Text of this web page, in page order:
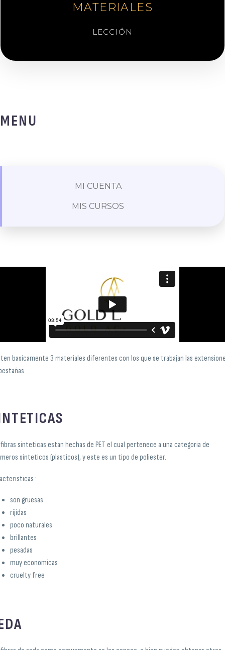
MATERIALES
LECCIÓN
MENU
MI CUENTA
MIS CURSOS
basicamente 3 materiales diferentes con los que se trabajan las
fibras sinteticas estan hechas de PET el cual pertenece a una categoria de
sinteticos (plasticos), y este es un tipo de poliester.
:
son gruesas
rijidas
poco naturales
brillantes
pesadas
muy economicas
cruelty free